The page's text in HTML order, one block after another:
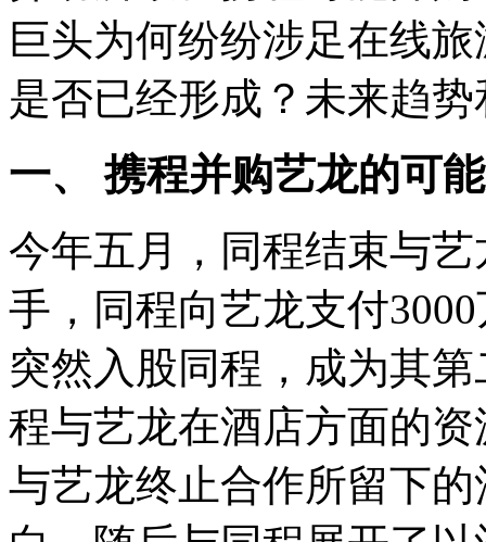
巨头为何纷纷涉足在线
是否已经形成？未来趋
一、 携程并购艺龙的可
今年五月，同程结束与
手，同程向艺龙支付
突然入股同程，成为其
程与艺龙在酒店方面的
与艺龙终止合作所留下